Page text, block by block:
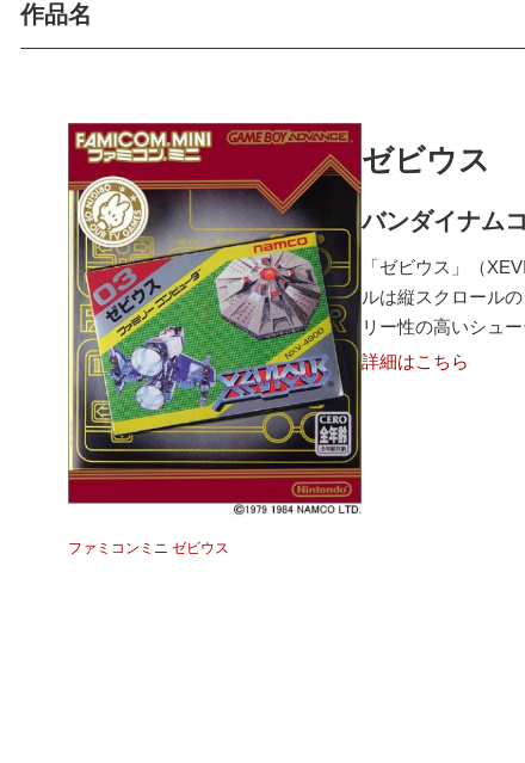
作品名
ファミコンミニ ゼビウス
ゼビウス
バンダイナム
「ゼビウス」（
ルは縦スクロール
リー性の高いシュ
詳細はこちら